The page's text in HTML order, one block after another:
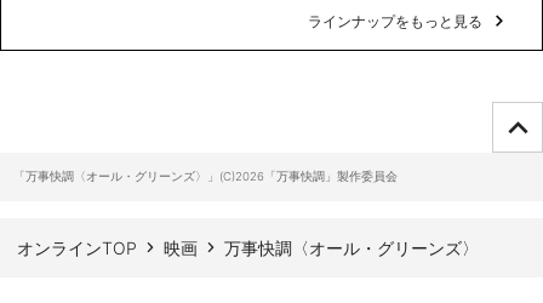
ラインナップをもっと見る
ページTOPへ
「万事快調〈オール・グリーンズ〉」(C)2026「万事快調」製作委員会
オンラインTOP 映画 万事快調〈オール・グリーンズ〉